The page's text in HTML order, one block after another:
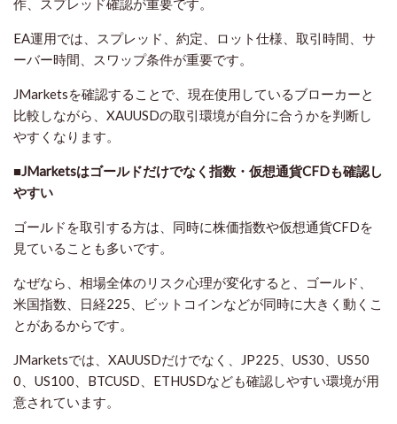
作、スプレッド確認が重要です。
EA運用では、スプレッド、約定、ロット仕様、取引時間、サ
ーバー時間、スワップ条件が重要です。
JMarketsを確認することで、現在使用しているブローカーと
比較しながら、XAUUSDの取引環境が自分に合うかを判断し
やすくなります。
■JMarketsはゴールドだけでなく指数・仮想通貨CFDも確認し
やすい
ゴールドを取引する方は、同時に株価指数や仮想通貨CFDを
見ていることも多いです。
なぜなら、相場全体のリスク心理が変化すると、ゴールド、
米国指数、日経225、ビットコインなどが同時に大きく動くこ
とがあるからです。
JMarketsでは、XAUUSDだけでなく、JP225、US30、US50
0、US100、BTCUSD、ETHUSDなども確認しやすい環境が用
意されています。